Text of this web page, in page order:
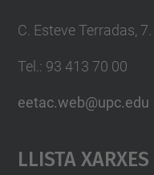
C. Esteve Terradas,
Tel.: 93 413 70 00
eetac.web@upc.edu
Llista